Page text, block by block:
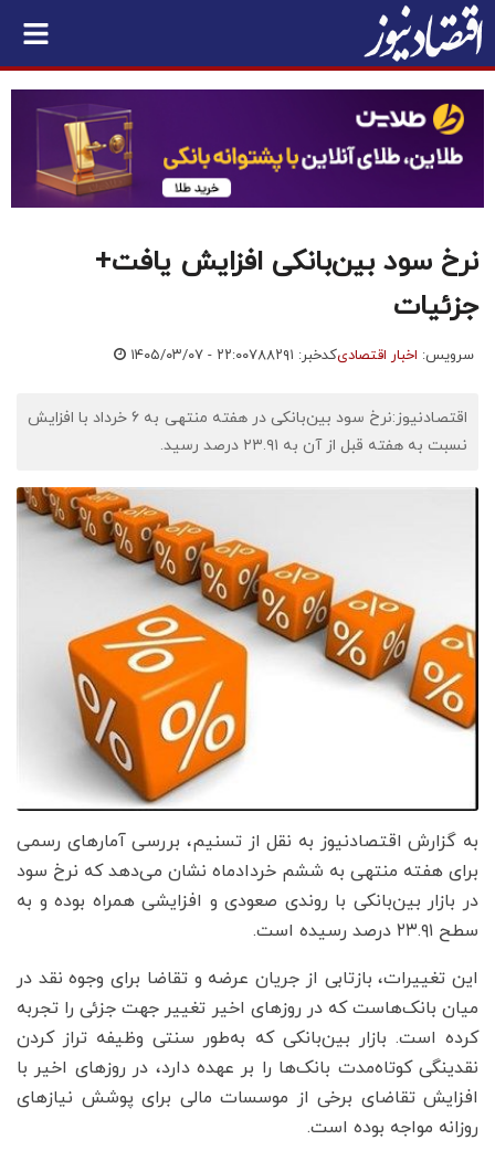
نرخ سود بین‌بانکی افزایش یافت+
جزئیات
سرویس: اخبار اقتصادیکدخبر: ۷۸۸۲۹۱ ۱۴۰۵/۰۳/۰۷ - ۲۲:۰۰
اقتصادنیوز:نرخ سود بین‌بانکی در هفته منتهی به ۶ خرداد با افزایش
نسبت به هفته قبل از آن به ۲۳.۹۱ درصد رسید.
به گزارش اقتصادنیوز به نقل از تسنیم، بررسی آمارهای رسمی
برای هفته منتهی به ششم خردادماه نشان می‌دهد که نرخ سود
در بازار بین‌بانکی با روندی صعودی و افزایشی همراه بوده و به
سطح ۲۳.۹۱ درصد رسیده است.
این تغییرات، بازتابی از جریان عرضه و تقاضا برای وجوه نقد در
میان بانک‌هاست که در روزهای اخیر تغییر جهت جزئی را تجربه
کرده است. بازار بین‌بانکی که به‌طور سنتی وظیفه تراز کردن
نقدینگی کوتاه‌مدت بانک‌ها را بر عهده دارد، در روزهای اخیر با
افزایش تقاضای برخی از موسسات مالی برای پوشش نیازهای
روزانه مواجه بوده است.